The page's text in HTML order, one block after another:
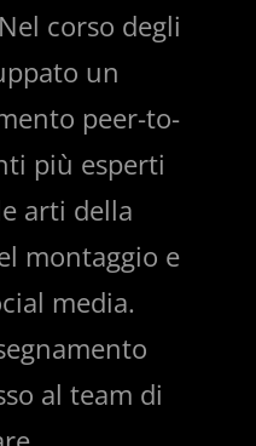
corso degli
un
peer-to-
più esperti
arti della
montaggio e
media.
al team di